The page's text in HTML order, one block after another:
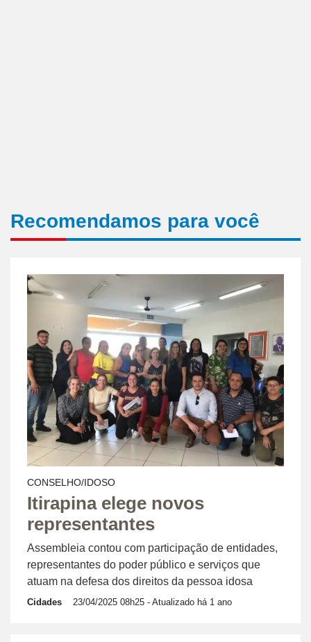
Recomendamos para você
CONSELHO/IDOSO
Itirapina elege novos
representantes
Assembleia contou com participação de entidades,
representantes do poder público e serviços que
atuam na defesa dos direitos da pessoa idosa
Cidades 23/04/2025 08h25 - Atualizado há 1 ano